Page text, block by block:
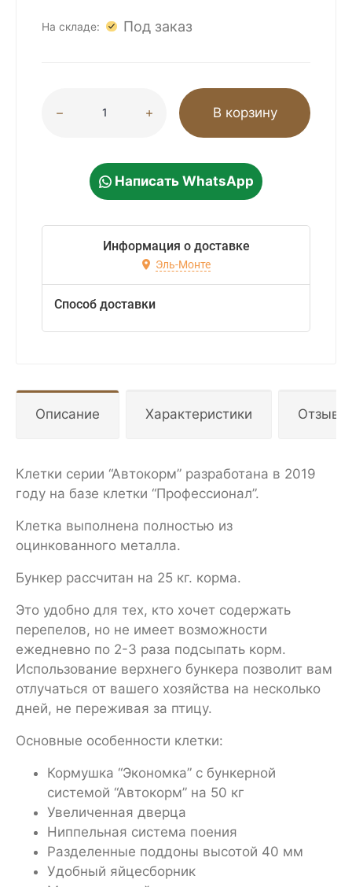
На складе: Под заказ
В корзину
Написать WhatsApp
Информация о доставке
Эль-Монте
Способ доставки
Описание Характеристики
Клетки серии “Автокорм” разработана в 2019
году на базе клетки “Профессионал”.
Клетка выполнена полностью из
оцинкованного металла.
Бункер рассчитан на 25 кг. корма.
Это удобно для тех, кто хочет содержать
перепелов, но не имеет возможности
ежедневно по 2-3 раза подсыпать корм.
Использование верхнего бункера позволит вам
отлучаться от вашего хозяйства на несколько
дней, не переживая за птицу.
Основные особенности клетки:
Кормушка “Экономка” с бункерной
системой “Автокорм” на 50 кг
Увеличенная дверца
Ниппельная система поения
Разделенные поддоны высотой 40 мм
Удобный яйцесборник